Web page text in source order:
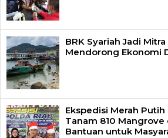
BRK Syariah Jadi
Mendorong Ekonomi
Ekspedisi Merah
Tanam 810 Mangrove
Bantuan untuk